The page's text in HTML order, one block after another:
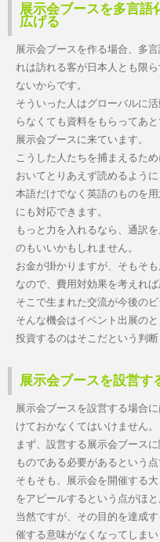
展示会ブースを多言語
広げる
展示会ブースを作る場合、多
れは訪れる客が日本人とも限
ないからです。
そういった人はグローバルに
らなくても資料をもらってあ
展示会ブースに来ています。
こうした人たちを捕まえるた
おいてとりあえず読めるよう
本語だけでなく英語のものを
にも対応できます。
もっと力を入れるなら、通訳
のもいいかもしれません。
お金が掛かりますが、そもそ
なので、費用対効果を考えれば
そこで生まれた交流が今後の
そんな機会はイベント出展の
投資するのはそこだという判断
展示会ブースを設営す
展示会ブースを設営する場合
けておかなくてはいけません。
まず、設営する展示会ブース
ものである必要があるという点
そもそも、展示会を開催する
をアピールするという点がほと
当然ですが、その目的を達成
催する意味がなくなってしまい